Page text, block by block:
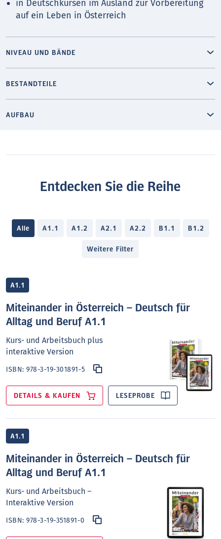
in Deutschkursen im Ausland zur Vorbereitung
auf ein Leben in Österreich
NIVEAU UND BÄNDE
BESTANDTEILE
AUFBAU
Entdecken Sie die Reihe
Alle A1.1 A1.2 A2.1 A2.2 B1.1 B1.2
Weitere Filter
A1.1
Miteinander in Österreich – Deutsch für
Alltag und Beruf A1.1
Kurs- und Arbeitsbuch plus
interaktive Version
ISBN:978-3-19-301891-5
DETAILS & KAUFEN LESEPROBE
A1.1
Miteinander in Österreich – Deutsch für
Alltag und Beruf A1.1
Kurs- und Arbeitsbuch –
Interaktive Version
ISBN:978-3-19-351891-0